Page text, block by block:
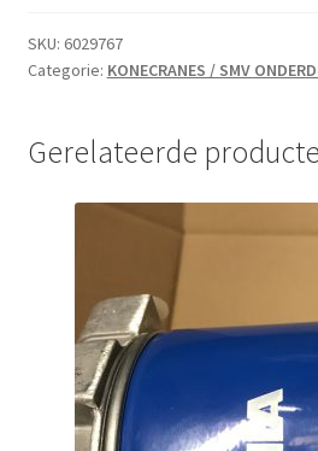
SKU: 6029767
Categorie: KONECRANES / SMV
Gerelateerde